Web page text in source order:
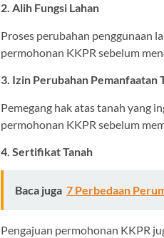
2. Alih Fungsi Lahan
Proses perubahan penggunaan
permohonan KKPR sebelum
3. Izin Perubahan Pemanfaatan
Pemegang hak atas tanah yang
permohonan KKPR sebelum
4. Sertifikat Tanah
Baca juga 7 Perbedaan
Pengajuan permohonan KKPR